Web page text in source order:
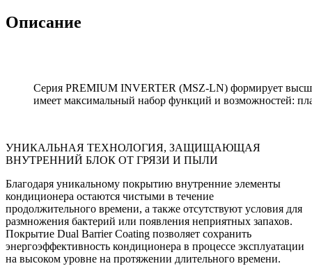
Описание
Серия PREMIUM INVERTER (MSZ-LN) формирует
имеет максимальный набор функций и возможностей:
УНИКАЛЬНАЯ ТЕХНОЛОГИЯ, ЗАЩИЩАЮЩАЯ
ВНУТРЕННИЙ БЛОК ОТ ГРЯЗИ И ПЫЛИ
Благодаря уникальному покрытию внутренние элементы
кондиционера остаются чистыми в течение
продолжительного времени, а также отсутствуют условия для
размножения бактерий или появления неприятных запахов.
Покрытие Dual Barrier Coating позволяет сохранить
энергоэффективность кондиционера в процессе эксплуатации
на высоком уровне на протяжении длительного времени.